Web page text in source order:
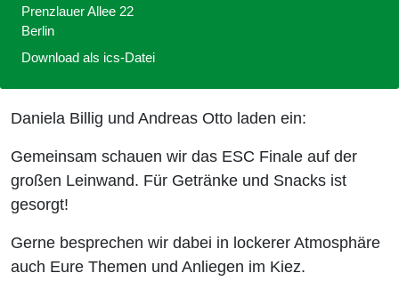
Daniela Billig und Andreas Otto laden ein:
Gemeinsam schauen wir das ESC Finale auf der
großen Leinwand. Für Getränke und Snacks ist
gesorgt!
Gerne besprechen wir dabei in lockerer Atmosphäre
auch Eure Themen und Anliegen im Kiez.
Prenzlauer Allee 22
Berlin
Download als ics-Datei